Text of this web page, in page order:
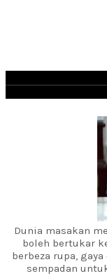
Dunia masakan
boleh bertukar
berbeza rupa,
sempadan